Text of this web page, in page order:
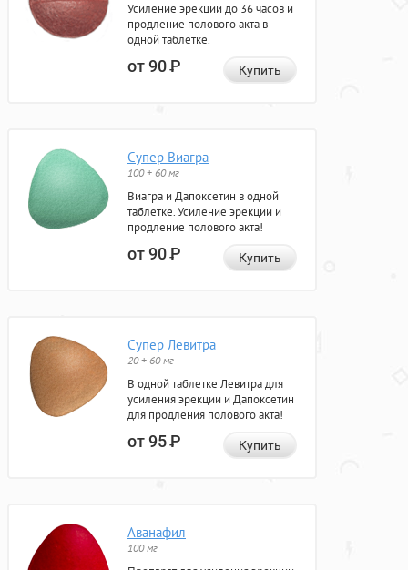
Усиление эрекции до 36 часов и
продление полового акта в
одной таблетке.
от 90Р Купить
Супер Виагра
100 + 60 мг
Виагра и Дапоксетин в одной
таблетке. Усиление эрекции и
продление полового акта!
от 90Р Купить
Супер Левитра
20 + 60 мг
В одной таблетке Левитра для
усиления эрекции и Дапоксетин
для продления полового акта!
от 95Р Купить
Аванафил
100 мг